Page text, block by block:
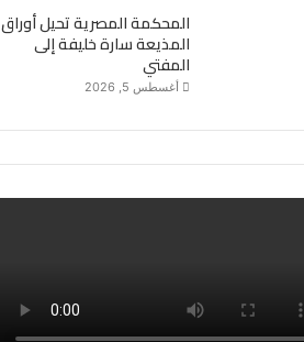
المحكمة المصرية تحيل أوراق
المذيعة سارة خليفة إلى
المفتي
أغسطس 5, 2026